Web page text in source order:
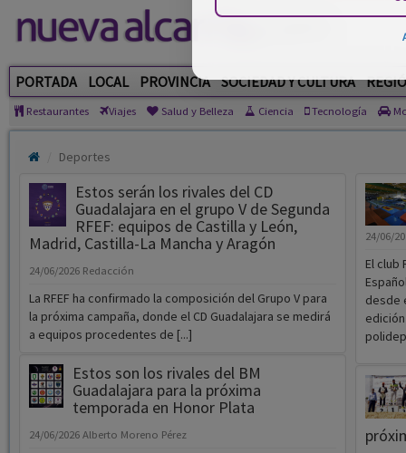
PORTADA LOCAL PROVINCIA SOCIEDAD Y CULTURA
Restaurantes Viajes Salud y Belleza Ciencia Tecnología
Deportes
Estos serán los rivales del CD
Guadalajara en el grupo V de Segunda
RFEF: equipos de Castilla y León,
Madrid, Castilla-La Mancha y Aragón
24/06/2026 Redacción
La RFEF ha confirmado la composición del Grupo V para
la próxima campaña, donde el CD Guadalajara se medirá
a equipos procedentes de [...]
Estos son los rivales del BM
Guadalajara para la próxima
temporada en Honor Plata
24/06/2026 Alberto Moreno Pérez
24/06/
El club
desde